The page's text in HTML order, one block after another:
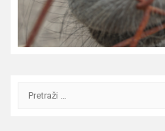
Pretraži: